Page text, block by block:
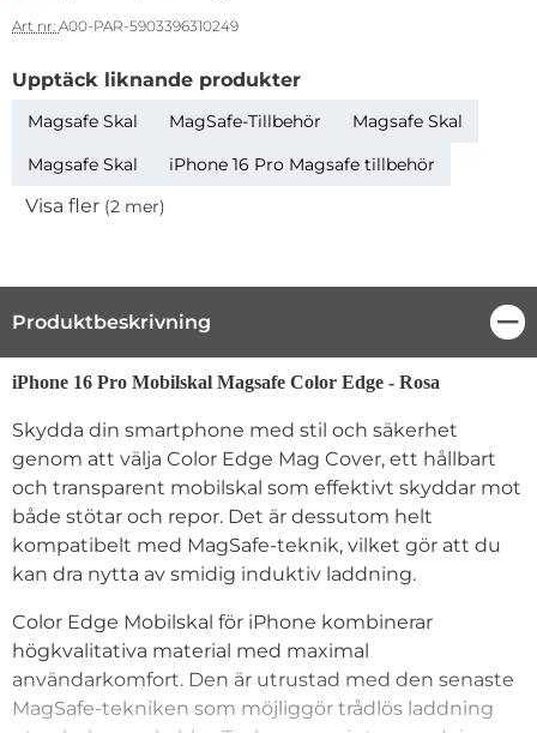
Art nr: A00-PAR-5903396310249
Upptäck liknande produkter
Magsafe Skal MagSafe-Tillbehör
Magsafe Skal
Magsafe Skal
iPhone 16 Pro Magsafe tillbehör
Visa fler (2 mer)
Produktbeskrivning
Produktbeskrivning
iPhone 16 Pro Mobilskal Magsafe Color Edge - Rosa
Skydda din smartphone med stil och säkerhet
genom att välja Color Edge Mag Cover, ett hållbart
och transparent mobilskal som effektivt skyddar mot
både stötar och repor. Det är dessutom helt
kompatibelt med MagSafe-teknik, vilket gör att du
kan dra nytta av smidig induktiv laddning.
Color Edge Mobilskal för iPhone kombinerar
högkvalitativa material med maximal
användarkomfort. Den är utrustad med den senaste
MagSafe-tekniken som möjliggör trådlös laddning